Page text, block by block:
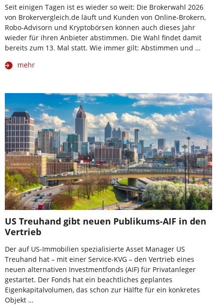
Seit einigen Tagen ist es wieder so weit: Die Brokerwahl 2026
von Brokervergleich.de läuft und Kunden von Online-Brokern,
Robo-Advisorn und Kryptobörsen können auch dieses Jahr
wieder für ihren Anbieter abstimmen. Die Wahl findet damit
bereits zum 13. Mal statt. Wie immer gilt: Abstimmen und …
mehr
US Treuhand gibt neuen Publikums-AIF in den
Vertrieb
Der auf US-Immobilien spezialisierte Asset Manager US
Treuhand hat – mit einer Service-KVG – den Vertrieb eines
neuen alternativen Investmentfonds (AIF) für Privatanleger
gestartet. Der Fonds hat ein beachtliches geplantes
Eigenkapitalvolumen, das schon zur Hälfte für ein konkretes
Objekt …